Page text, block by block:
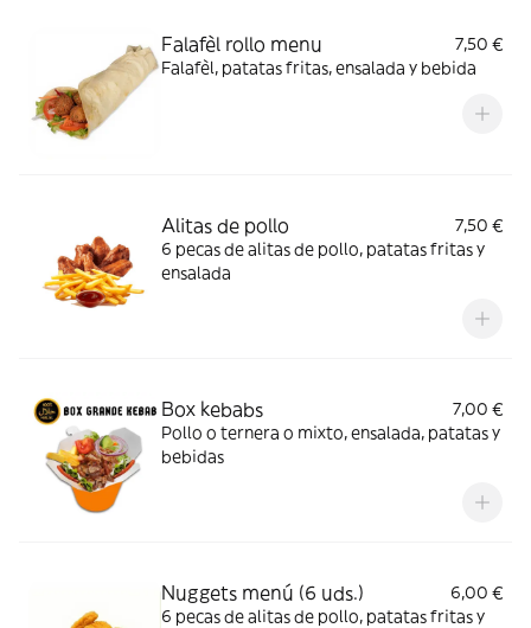
Falafèl rollo menu
7,50 €
Falafèl, patatas fritas, ensalada y bebida
Alitas de pollo
7,50 €
6 pecas de alitas de pollo, patatas fritas y
ensalada
Box kebabs
7,00 €
Pollo o ternera o mixto, ensalada, patatas y
bebidas
Nuggets menú (6 uds.)
6,00 €
6 pecas de alitas de pollo, patatas fritas y